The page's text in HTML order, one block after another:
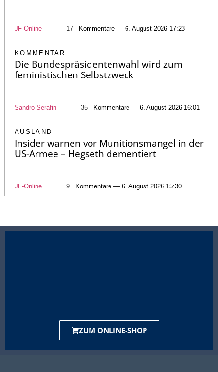
JF-Online 17 Kommentare — 6. August 2026 17:23
KOMMENTAR
Die Bundespräsidentenwahl wird zum
feministischen Selbstzweck
Sandro Serafin 35 Kommentare — 6. August 2026 16:01
AUSLAND
Insider warnen vor Munitionsmangel in der
US-Armee – Hegseth dementiert
JF-Online 9 Kommentare — 6. August 2026 15:30
ZUM ONLINE-SHOP